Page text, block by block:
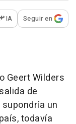
para
IA Seguir en
Geert Wilders
de
un
todavía